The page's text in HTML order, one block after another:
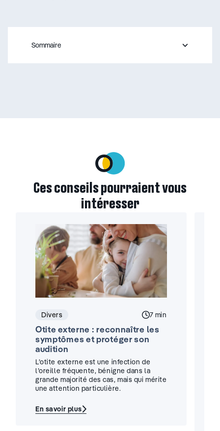
Sommaire
Ces conseils pourraient vous
intéresser
Divers Temps de lecture :
7 min
Otite externe : reconnaître les
symptômes et protéger son
audition
L’otite externe est une infection de
l’oreille fréquente, bénigne dans la
grande majorité des cas, mais qui mérite
une attention particulière.
En savoir plus
: